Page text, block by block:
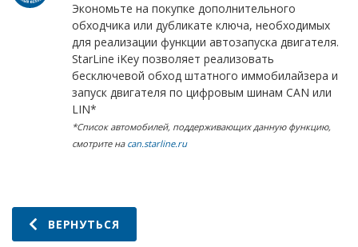
Экономьте на покупке дополнительного
обходчика или дубликате ключа, необходимых
для реализации функции автозапуска двигателя.
StarLine iKey позволяет реализовать
бесключевой обход штатного иммобилайзера и
запуск двигателя по цифровым шинам CAN или
LIN*
*Список автомобилей, поддерживающих данную функцию,
смотрите на can.starline.ru
ВЕРНУТЬСЯ